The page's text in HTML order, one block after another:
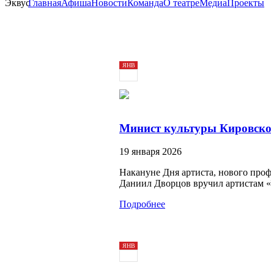
ГлавнаяАфишаНовостиКомандаО театреМедиаПроекты
ЯНВ
Минист культуры
19 января 2026
Накануне Дня артиста, нового
Даниил Дворцов вручил артистам
Подробнее
ЯНВ